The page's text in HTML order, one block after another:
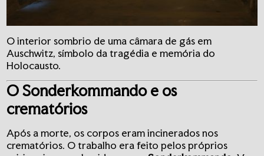
O interior sombrio de uma câmara de gás em
Auschwitz, símbolo da tragédia e memória do
Holocausto.
O Sonderkommando e os
crematórios
Após a morte, os corpos eram incinerados nos
crematórios. O trabalho era feito pelos próprios